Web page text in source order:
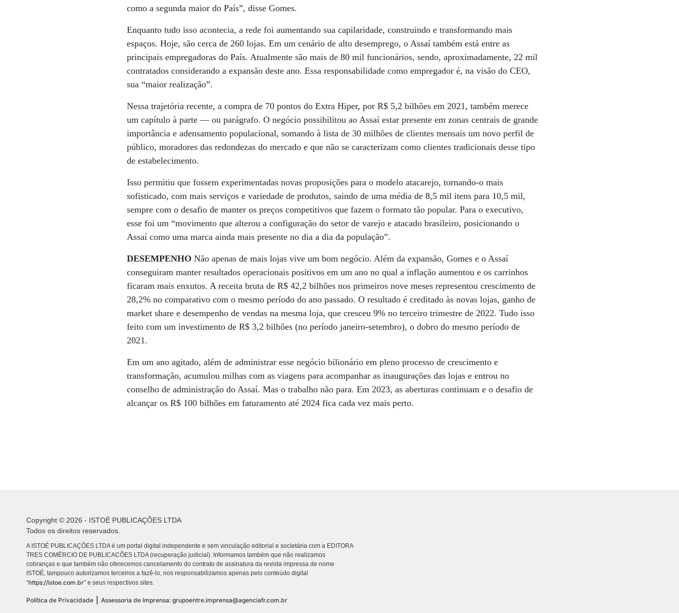
como a segunda maior do País”, disse Gomes.
Enquanto tudo isso acontecia, a rede foi aumentando sua capilaridade, construindo e transformando mais
espaços. Hoje, são cerca de 260 lojas. Em um cenário de alto desemprego, o Assaí também está entre as
principais empregadoras do País. Atualmente são mais de 80 mil funcionários, sendo, aproximadamente, 22 mil
contratados considerando a expansão deste ano. Essa responsabilidade como empregador é, na visão do CEO,
sua “maior realização”.
Nessa trajetória recente, a compra de 70 pontos do Extra Hiper, por R$ 5,2 bilhões em 2021, também merece
um capítulo à parte — ou parágrafo. O negócio possibilitou ao Assaí estar presente em zonas centrais de grande
importância e adensamento populacional, somando à lista de 30 milhões de clientes mensais um novo perfil de
público, moradores das redondezas do mercado e que não se caracterizam como clientes tradicionais desse tipo
de estabelecimento.
Isso permitiu que fossem experimentadas novas proposições para o modelo atacarejo, tornando-o mais
sofisticado, com mais serviços e variedade de produtos, saindo de uma média de 8,5 mil itens para 10,5 mil,
sempre com o desafio de manter os preços competitivos que fazem o formato tão popular. Para o executivo,
esse foi um “movimento que alterou a configuração do setor de varejo e atacado brasileiro, posicionando o
Assaí como uma marca ainda mais presente no dia a dia da população”.
DESEMPENHO Não apenas de mais lojas vive um bom negócio. Além da expansão, Gomes e o Assaí
conseguiram manter resultados operacionais positivos em um ano no qual a inflação aumentou e os carrinhos
ficaram mais enxutos. A receita bruta de R$ 42,2 bilhões nos primeiros nove meses representou crescimento de
28,2% no comparativo com o mesmo período do ano passado. O resultado é creditado às novas lojas, ganho de
market share e desempenho de vendas na mesma loja, que cresceu 9% no terceiro trimestre de 2022. Tudo isso
feito com um investimento de R$ 3,2 bilhões (no período janeiro-setembro), o dobro do mesmo período de
2021.
Em um ano agitado, além de administrar esse negócio bilionário em pleno processo de crescimento e
transformação, acumulou milhas com as viagens para acompanhar as inaugurações das lojas e entrou no
conselho de administração do Assaí. Mas o trabalho não para. Em 2023, as aberturas continuam e o desafio de
alcançar os R$ 100 bilhões em faturamento até 2024 fica cada vez mais perto.
Copyright © 2026 - ISTOÉ PUBLICAÇÕES LTDA
Todos os direitos reservados.
A ISTOÉ PUBLICAÇÕES LTDA é um portal digital independente e sem vinculação editorial e societária com a EDITORA
TRES COMÉRCIO DE PUBLICACÕES LTDA (recuperação judicial). Informamos também que não realizamos
cobranças e que também não oferecemos cancelamento do contrato de assinatura da revista impressa de nome
ISTOÉ, tampouco autorizamos terceiros a fazê-lo, nos responsabilizamos apenas pelo conteúdo digital
“https://istoe.com.br” e seus respectivos sites.
Política de Privacidade Assessoria de Imprensa: grupoentre.imprensa@agenciafr.com.br